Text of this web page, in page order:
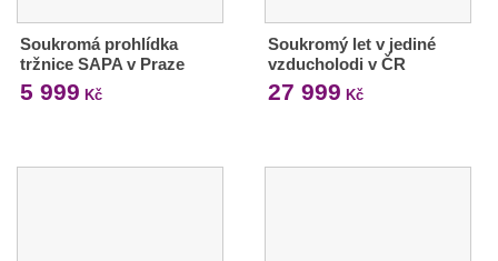
Soukromá prohlídka
tržnice SAPA v Praze
5 999 Kč
Soukromý let v jediné
vzducholodi v ČR
27 999 Kč